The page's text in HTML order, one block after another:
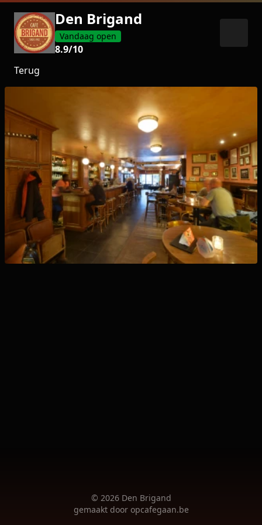
Den Brigand
Vandaag open
8.9/10
Terug
© 2026 Den Brigand
gemaakt door opcafegaan.be